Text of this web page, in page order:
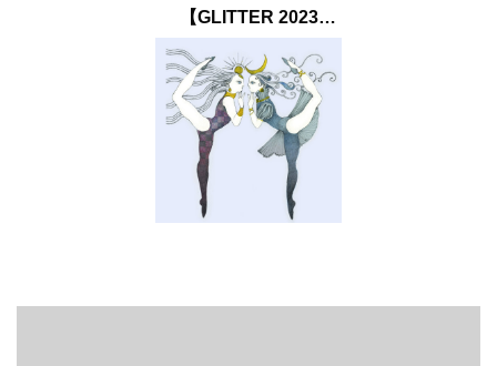
【GLITTER 2023
SUMMER issue】